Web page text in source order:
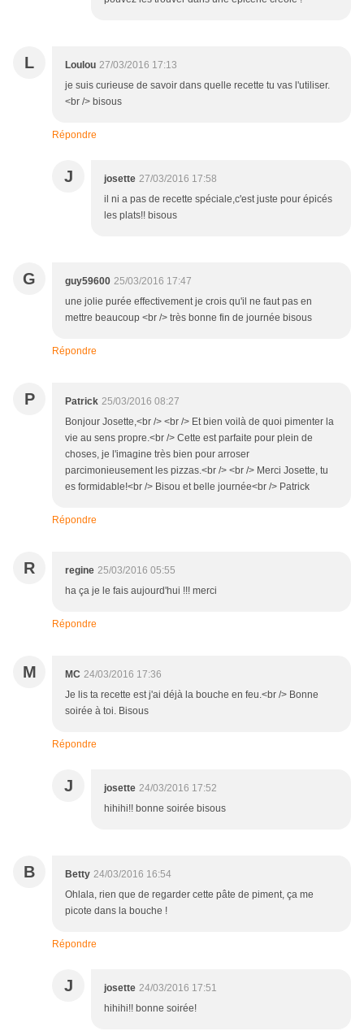
L Loulou 27/03/2016 17:13
je suis curieuse de savoir dans quelle recette tu vas l'utiliser.
<br /> bisous
Répondre
J josette 27/03/2016 17:58
il ni a pas de recette spéciale,c'est juste pour épicés
les plats!! bisous
G guy59600 25/03/2016 17:47
une jolie purée effectivement je crois qu'il ne faut pas en
mettre beaucoup <br /> très bonne fin de journée bisous
Répondre
P Patrick 25/03/2016 08:27
Bonjour Josette,<br /> <br /> Et bien voilà de quoi pimenter la
vie au sens propre.<br /> Cette est parfaite pour plein de
choses, je l'imagine très bien pour arroser
parcimonieusement les pizzas.<br /> <br /> Merci Josette, tu
es formidable!<br /> Bisou et belle journée<br /> Patrick
Répondre
R regine 25/03/2016 05:55
ha ça je le fais aujourd'hui !!! merci
Répondre
M MC 24/03/2016 17:36
Je lis ta recette est j'ai déjà la bouche en feu.<br /> Bonne
soirée à toi. Bisous
Répondre
J josette 24/03/2016 17:52
hihihi!! bonne soirée bisous
B Betty 24/03/2016 16:54
Ohlala, rien que de regarder cette pâte de piment, ça me
picote dans la bouche !
Répondre
J josette 24/03/2016 17:51
hihihi!! bonne soirée!